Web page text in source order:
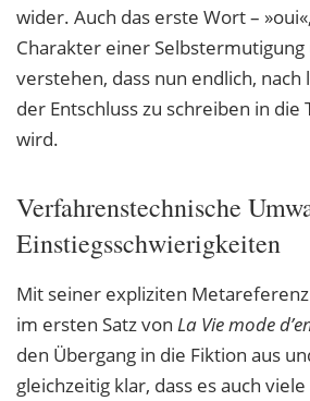
wider. Auch das erste Wort –
Charakter einer Selbstermutigung
verstehen, dass nun endlich, nach
der Entschluss zu schreiben in die
wird.
Verfahrenstechnische
Einstiegsschwierigkeiten
Mit seiner expliziten
im ersten Satz von La Vie mode
den Übergang in die Fiktion aus
gleichzeitig klar, dass es auch